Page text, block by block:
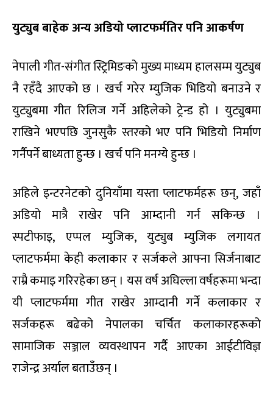
युट्युब बाहेक अन्य अडियो प्लाटफर्मतिर पनि आकर्षण
नेपाली गीत-संगीत स्ट्रिमिङको मुख्य माध्यम हालसम्म युट्युब
नै रहँदै आएको छ । खर्च गरेर म्युजिक भिडियो बनाउने र
युट्युबमा गीत रिलिज गर्ने अहिलेको ट्रेन्ड हो । युट्युबमा
राखिने भएपछि जुनसुकै स्तरको भए पनि भिडियो निर्माण
गर्नैपर्ने बाध्यता हुन्छ । खर्च पनि मनग्ये हुन्छ ।
अहिले इन्टरनेटको दुनियाँमा यस्ता प्लाटफर्महरू छन्, जहाँ
अडियो मात्रै राखेर पनि आम्दानी गर्न सकिन्छ ।
स्पटीफाइ, एप्पल म्युजिक, युट्युब म्युजिक लगायत
प्लाटफर्ममा केही कलाकार र सर्जकले आफ्ना सिर्जनाबाट
राम्रै कमाइ गरिरहेका छन् । यस वर्ष अघिल्ला वर्षहरूमा भन्दा
यी प्लाटफर्ममा गीत राखेर आम्दानी गर्ने कलाकार र
सर्जकहरू बढेको नेपालका चर्चित कलाकारहरूको
सामाजिक सञ्जाल व्यवस्थापन गर्दै आएका आईटीविज्ञ
राजेन्द्र अर्याल बताउँछन् ।